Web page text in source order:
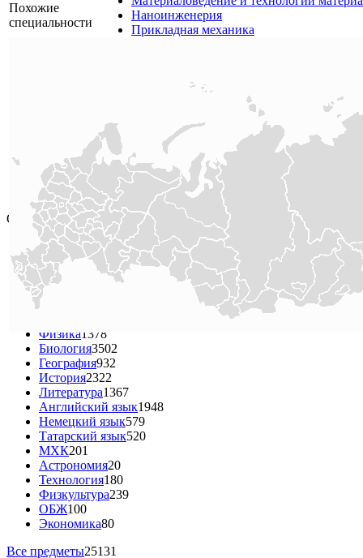
Похожие
специальности
Наноинженерия
Прикладная механика
техническое образование
технические
образование,инженерные специальности ,
Материал подготовлен сайтомwww.moeobrazovanie.ru
Любое использование материаластраницы
допускается
согласия редакции.
Онлайн тесты ЕГЭ
Математика3594
Русский язык
3031
Обществознание
Информатика
Физика 1378
Биология3502
География932
История2322
Литература1367
Английский язык1948
Немецкий язык579
Татарский язык520
МХК201
Астрономия20
Технология180
Физкультура239
ОБЖ100
Экономика80
Все предметы25131